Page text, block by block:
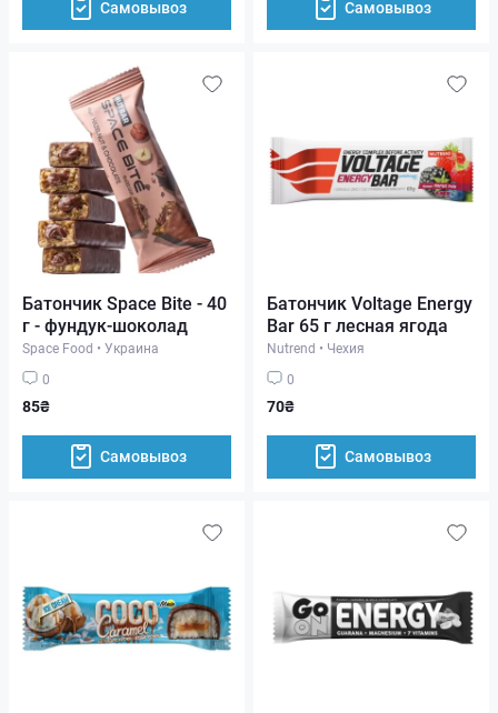
Самовывоз Самовывоз
Батончик Space Bite - 40
г - фундук-шоколад
Space Food • Украина
0
85₴
Самовывоз
Батончик Voltage Energy
Bar 65 г лесная ягода
Nutrend • Чехия
0
70₴
Самовывоз